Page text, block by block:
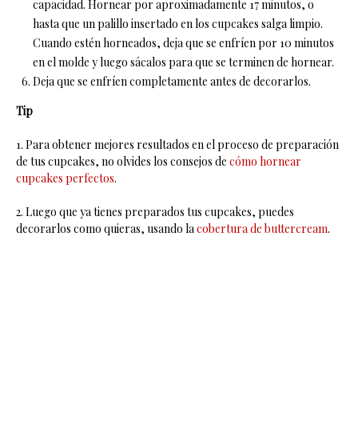
capacidad. Hornear por aproximadamente 17 minutos, o
hasta que un palillo insertado en los cupcakes salga limpio.
Cuando estén horneados, deja que se enfríen por 10 minutos
en el molde y luego sácalos para que se terminen de hornear.
Deja que se enfríen completamente antes de decorarlos.
Tip
1. Para obtener mejores resultados en el proceso de preparación
de tus cupcakes, no olvides los consejos de cómo hornear
cupcakes perfectos.
2. Luego que ya tienes preparados tus cupcakes, puedes
decorarlos como quieras, usando lacobertura de buttercream.